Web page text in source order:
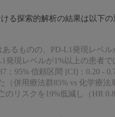
る探索的解析の結果は以下の
るものの、PD-L1発現レベ
発現レベルが1%以上の患者
95% 信頼区間 [CI]：0.20 -
併用療法群85% vs 化学療
リスクを19%低減し（HR